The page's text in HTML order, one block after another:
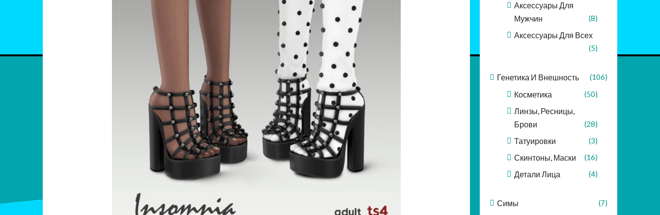
Аксессуары Для
Мужчин
(8)
Аксессуары Для Всех
(5)
Генетика И Внешность (106)
Косметика (50)
Линзы, Ресницы,
Брови
(28)
Татуировки (3)
Скинтоны, Маски (16)
Детали Лица (4)
Симы (7)